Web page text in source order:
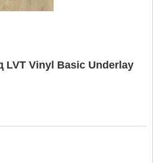
LVT Vinyl Basic Underlay